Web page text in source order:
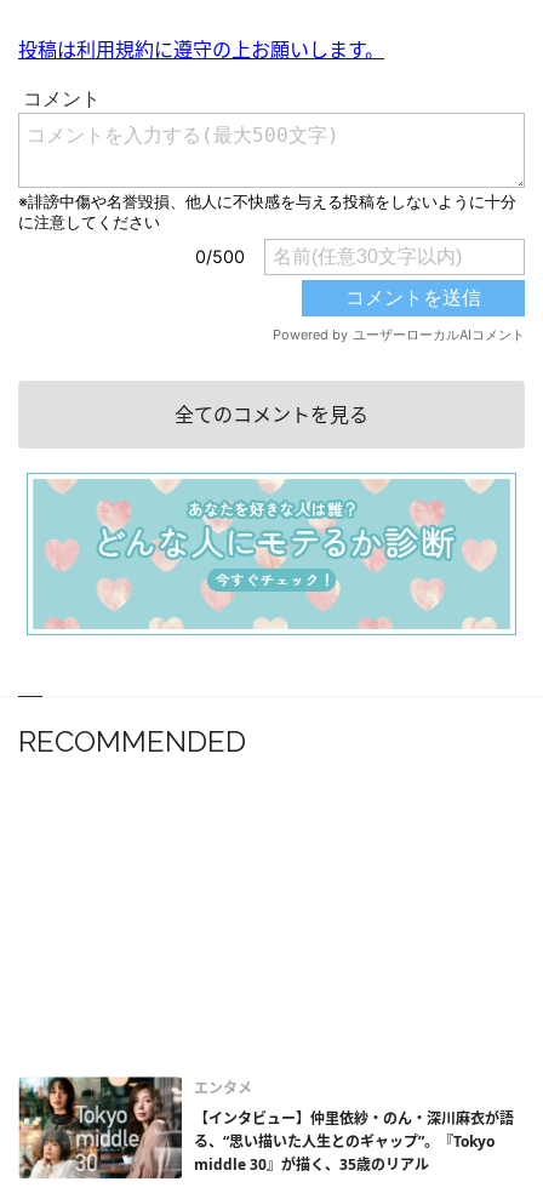
投稿は利用規約に遵守の上お願いします。
全てのコメントを見る
RECOMMENDED
エンタメ
【インタビュー】仲里依紗・のん・深川麻衣が語
る、“思い描いた人生とのギャップ”。『Tokyo
middle 30』が描く、35歳のリアル